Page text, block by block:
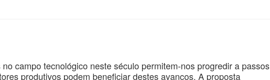
campo tecnológico neste século permitem-nos progredir a passos
produtivos podem beneficiar destes avanços. A proposta